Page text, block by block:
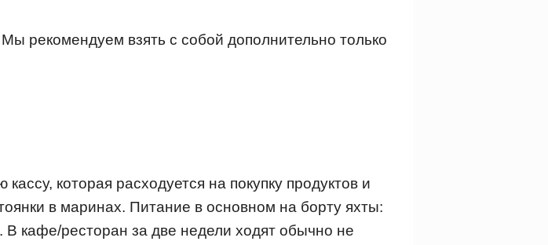
рекомендуем взять с собой дополнительно только
которая расходуется на покупку продуктов и
в маринах. Питание в основном на борту яхты:
кафе/ресторан за две недели ходят обычно не